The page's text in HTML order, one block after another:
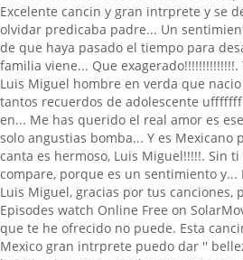
Excelente cancin y gran intrprete y se
olvidar predicaba padre... Un
de que haya pasado el tiempo para
familia viene... Que
Luis Miguel hombre en verda que
tantos recuerdos de adolescente
en... Me has querido el real amor es
solo angustias bomba... Y es Mexicano
canta es hermoso, Luis Miguel!!!!!. Sin
compare, porque es un sentimiento y...
Luis Miguel, gracias por tus canciones,
Episodes watch Online Free on
que te he ofrecido no puede. Esta
Mexico gran intrprete puedo dar ''